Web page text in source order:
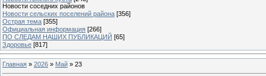
Новости соседних районов
Новости сельских поселений района [356]
Острая тема [355]
Официальная информация [266]
ПО СЛЕДАМ НАШИХ ПУБЛИКАЦИЙ [65]
Здоровье [817]
Главная » 2026 » Май » 23